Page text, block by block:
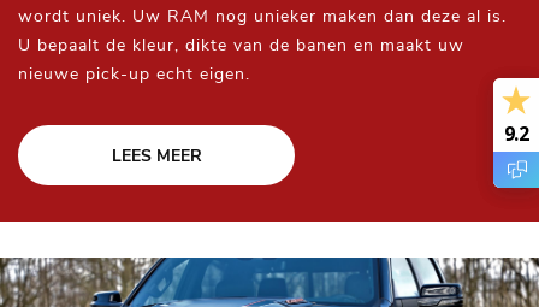
9.2
9.2
wordt uniek. Uw RAM nog unieker maken dan deze al is.
U bepaalt de kleur, dikte van de banen en maakt uw
nieuwe pick-up echt eigen.
LEES MEER